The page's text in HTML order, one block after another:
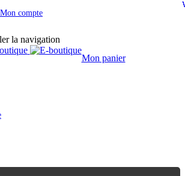
Mon compte
la navigation
Mon panier